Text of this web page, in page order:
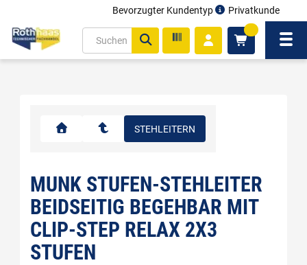
Bevorzugter Kundentyp Privatkunde
STEHLEITERN
MUNK STUFEN-STEHLEITER
BEIDSEITIG BEGEHBAR MIT
CLIP-STEP RELAX 2X3
STUFEN